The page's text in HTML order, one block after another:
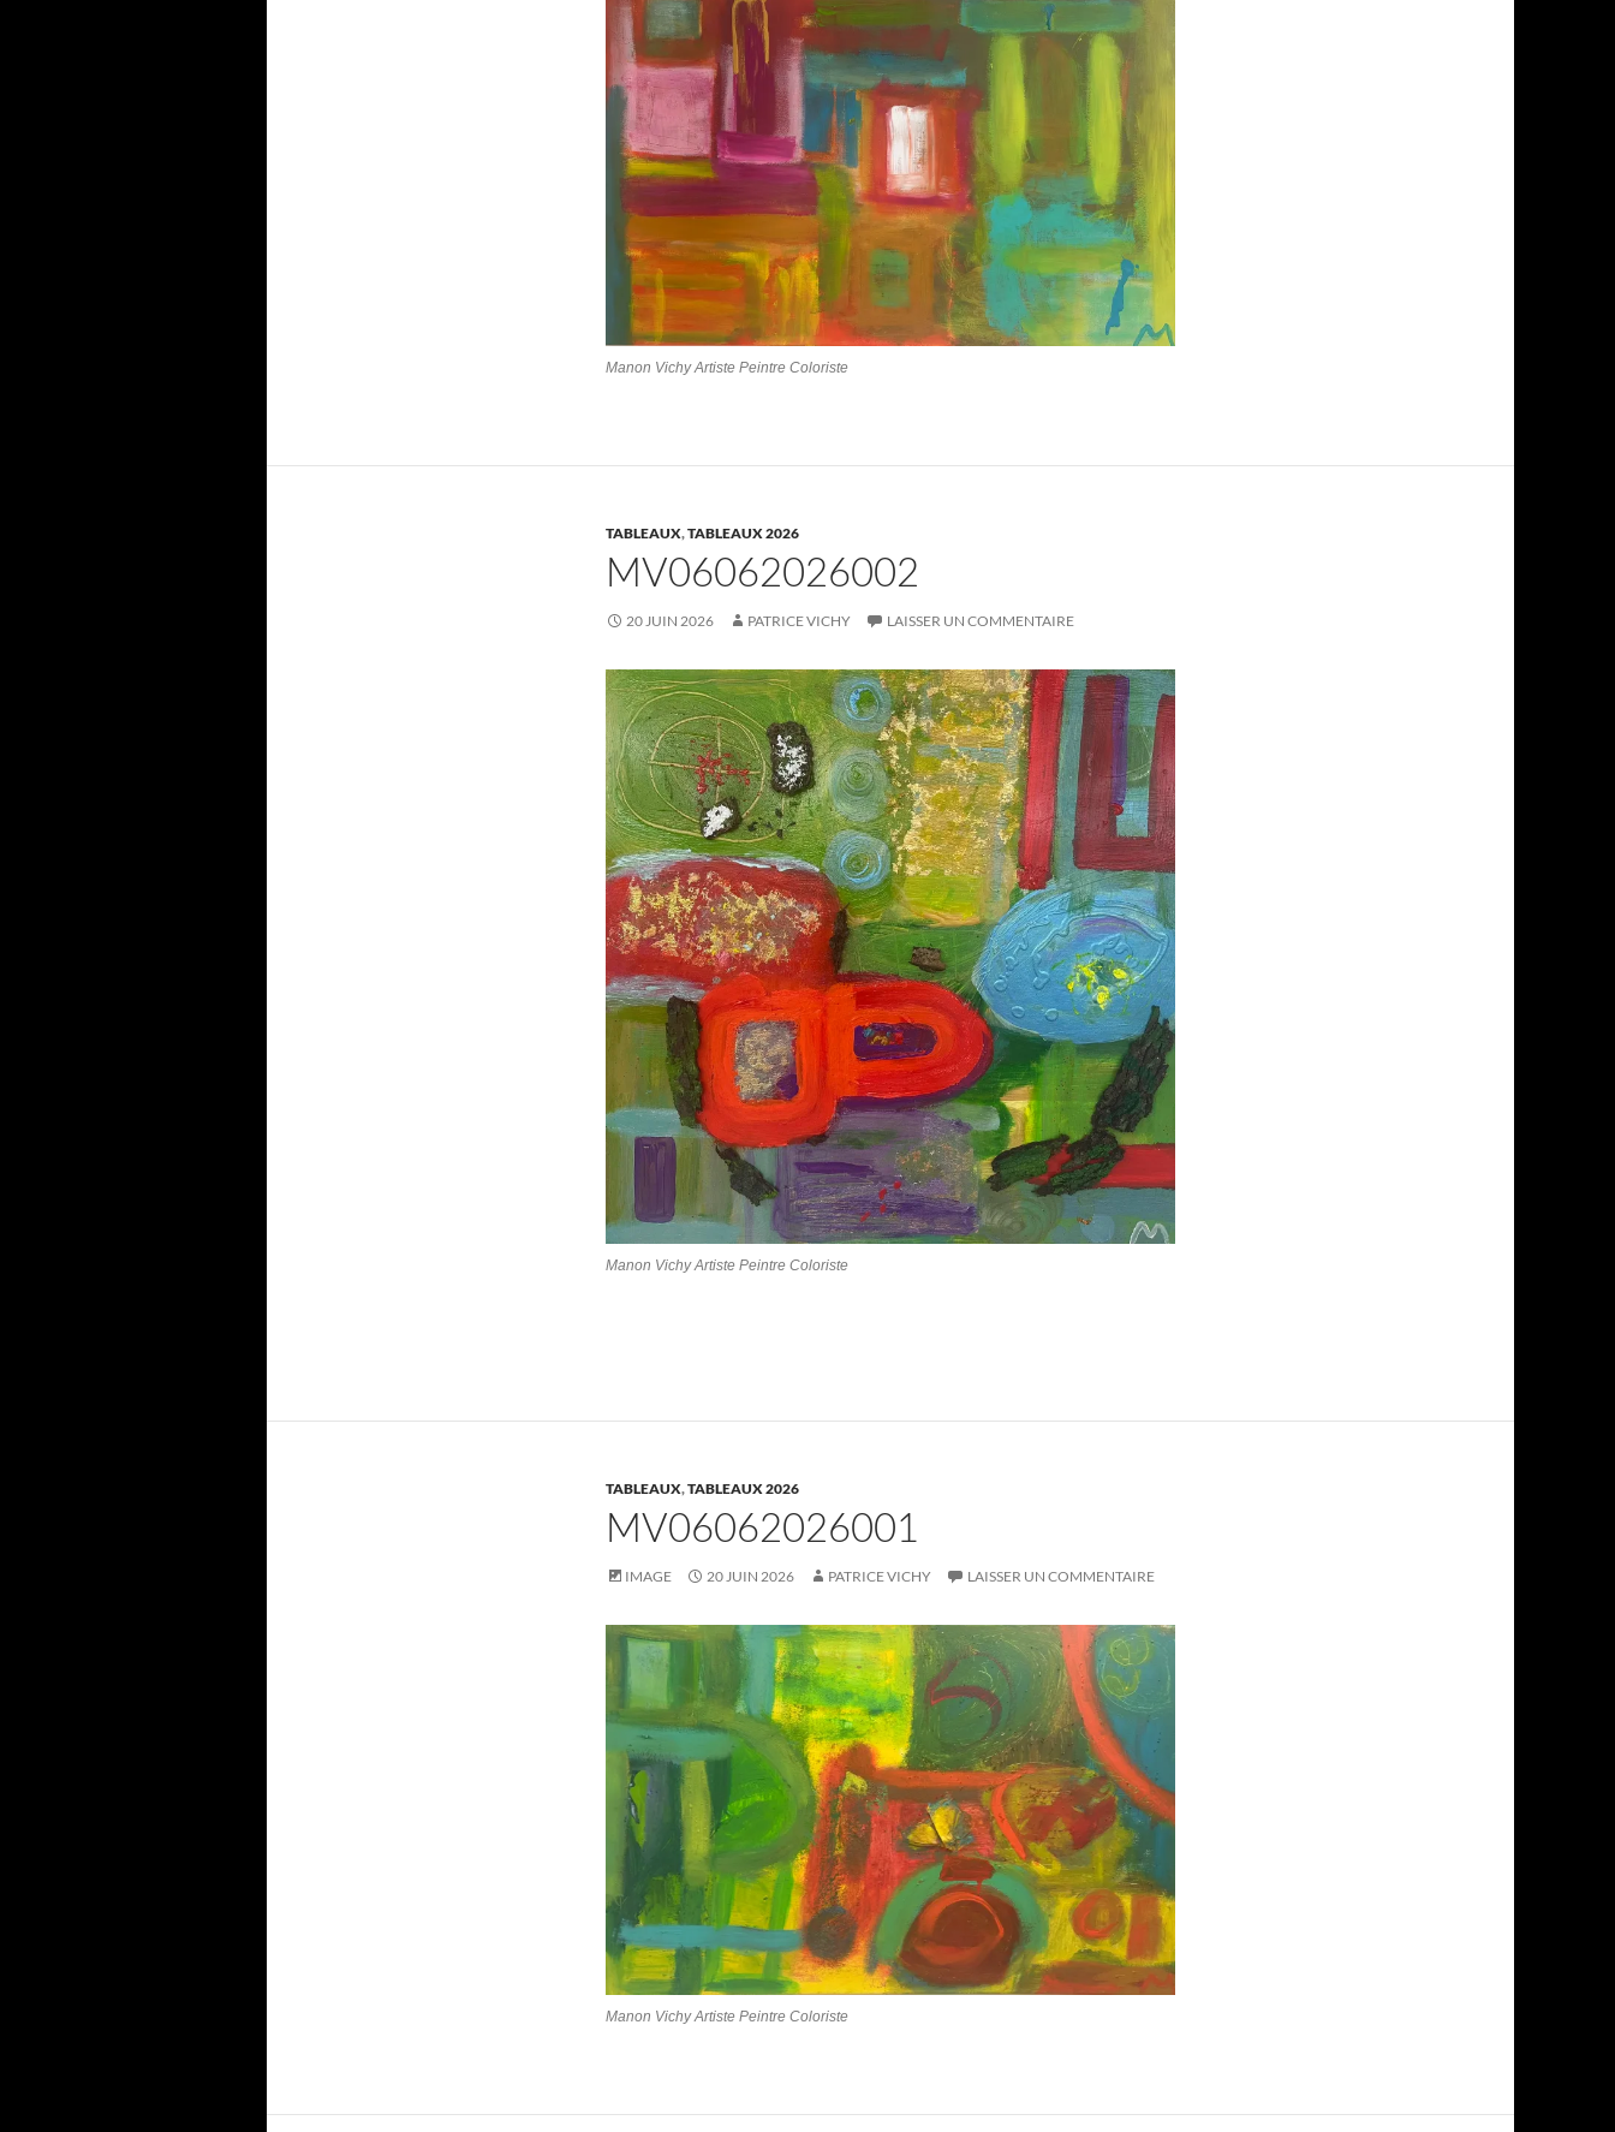
Manon Vichy Artiste Peintre Coloriste
TABLEAUX,TABLEAUX 2026
MV06062026002
20 JUIN 2026 PATRICE VICHY LAISSER UN COMMENTAIRE
Manon Vichy Artiste Peintre Coloriste
TABLEAUX,TABLEAUX 2026
MV06062026001
IMAGE 20 JUIN 2026 PATRICE VICHY LAISSER UN COMMENTAIRE
Manon Vichy Artiste Peintre Coloriste